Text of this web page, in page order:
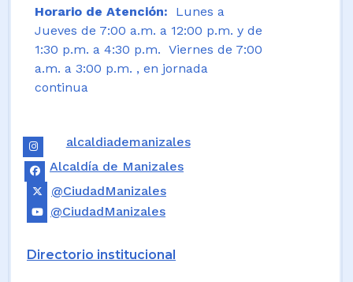
Horario de Atención: Lunes a
Jueves de 7:00 a.m. a 12:00 p.m. y de
1:30 p.m. a 4:30 p.m. Viernes de 7:00
a.m. a 3:00 p.m. , en jornada
continua
alcaldiademanizales
Alcaldía de Manizales
@CiudadManizales
@CiudadManizales
Directorio institucional